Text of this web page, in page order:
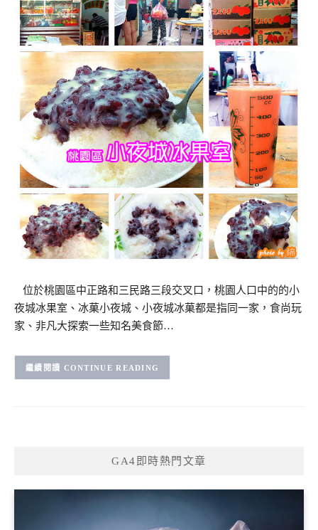
位於桃園區中正路和三民路三段交叉口，桃園人口中的的小
夜城冰果室、冰菓小夜城、小夜城冰菓都是指同一家，食尚玩
家、非凡大探索一些知名美食節…
CONTINUE READING
GA4即時熱門文章